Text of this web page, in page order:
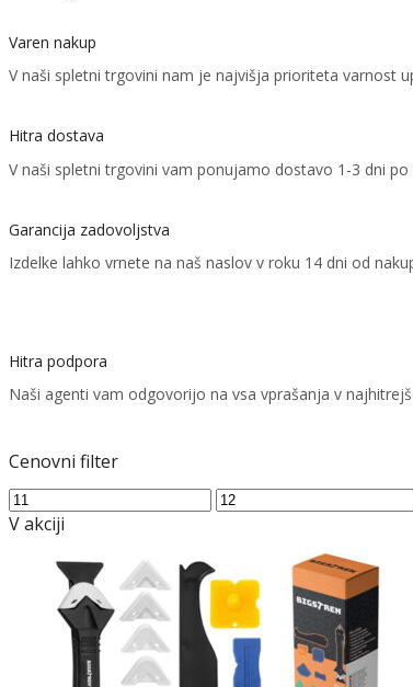
Varen nakup
V naši spletni trgovini nam je najvišja prioriteta varnost
Hitra dostava
V naši spletni trgovini vam ponujamo dostavo 1-3 dni
Garancija zadovoljstva
Izdelke lahko vrnete na naš naslov v roku 14 dni od
Hitra podpora
Naši agenti vam odgovorijo na vsa vprašanja v
Cenovni filter
Min
price
Max
price
V akciji